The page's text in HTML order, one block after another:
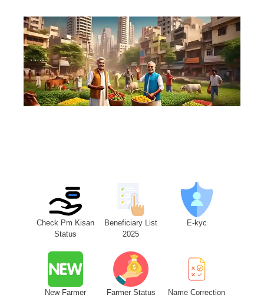
Check Pm Kisan
Status
Beneficiary List
2025
E-kyc
New Farmer
Farmer Status Name Correction